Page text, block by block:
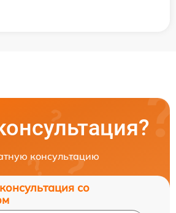
консультацию
со